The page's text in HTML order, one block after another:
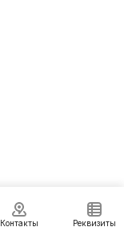
Контакты Реквизиты